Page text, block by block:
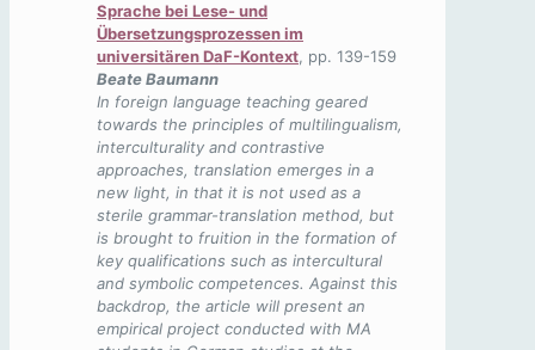
Sprache bei Lese- und
Übersetzungsprozessen im
universitären DaF-Kontext, pp. 139-159
Beate Baumann
In foreign language teaching geared
towards the principles of multilingualism,
interculturality and contrastive
approaches, translation emerges in a
new light, in that it is not used as a
sterile grammar-translation method, but
is brought to fruition in the formation of
key qualifications such as intercultural
and symbolic competences. Against this
backdrop, the article will present an
empirical project conducted with MA